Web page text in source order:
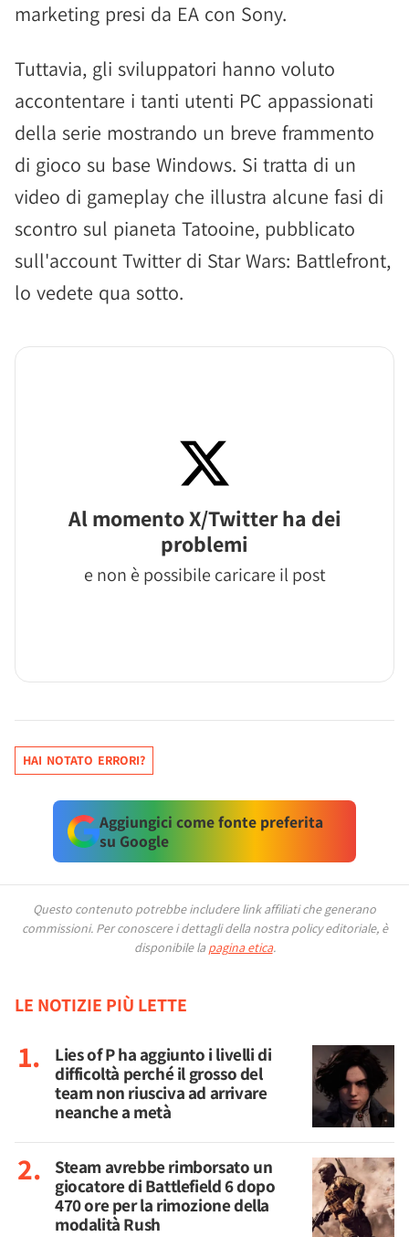
marketing presi da EA con Sony.
Tuttavia, gli sviluppatori hanno voluto
accontentare i tanti utenti PC appassionati
della serie mostrando un breve frammento
di gioco su base Windows. Si tratta di un
video di gameplay che illustra alcune fasi di
scontro sul pianeta Tatooine, pubblicato
sull'account Twitter di Star Wars: Battlefront,
lo vedete qua sotto.
Al momento X/Twitter ha dei
problemi
e non è possibile caricare il post
HAI NOTATO ERRORI?
Aggiungici come fonte preferita
su Google
Questo contenuto potrebbe includere link affiliati che generano
commissioni. Per conoscere i dettagli della nostra policy editoriale, è
disponibile la pagina etica.
LE NOTIZIE PIÙ LETTE
Lies of P ha aggiunto i livelli di
difficoltà perché il grosso del
team non riusciva ad arrivare
neanche a metà
Steam avrebbe rimborsato un
giocatore di Battlefield 6 dopo
470 ore per la rimozione della
modalità Rush